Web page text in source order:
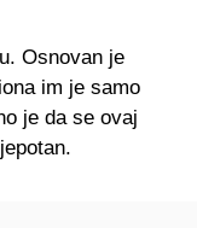
Osnovan je
im je samo
je da se ovaj